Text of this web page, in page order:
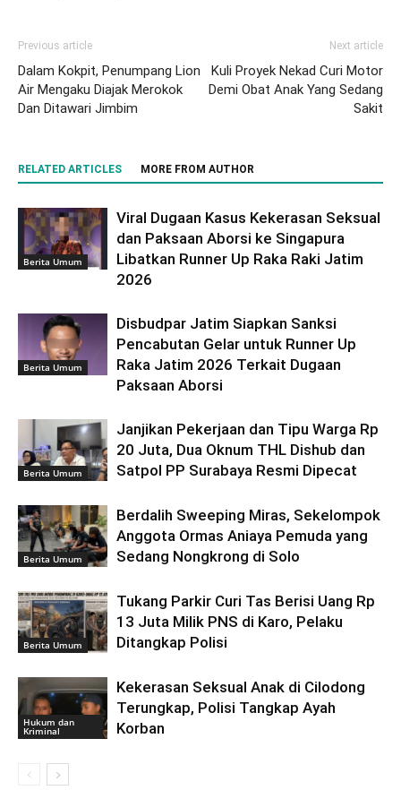
Previous article
Dalam Kokpit, Penumpang Lion
Air Mengaku Diajak Merokok
Dan Ditawari Jimbim
Next article
Kuli Proyek Nekad Curi Motor
Demi Obat Anak Yang Sedang
Sakit
RELATED ARTICLES MORE FROM AUTHOR
Berita Umum
Viral Dugaan Kasus Kekerasan Seksual
dan Paksaan Aborsi ke Singapura
Libatkan Runner Up Raka Raki Jatim
2026
Berita Umum
Disbudpar Jatim Siapkan Sanksi
Pencabutan Gelar untuk Runner Up
Raka Jatim 2026 Terkait Dugaan
Paksaan Aborsi
Berita Umum
Janjikan Pekerjaan dan Tipu Warga Rp
20 Juta, Dua Oknum THL Dishub dan
Satpol PP Surabaya Resmi Dipecat
Berita Umum
Berdalih Sweeping Miras, Sekelompok
Anggota Ormas Aniaya Pemuda yang
Sedang Nongkrong di Solo
Berita Umum
Tukang Parkir Curi Tas Berisi Uang Rp
13 Juta Milik PNS di Karo, Pelaku
Ditangkap Polisi
Hukum dan
Kriminal
Kekerasan Seksual Anak di Cilodong
Terungkap, Polisi Tangkap Ayah
Korban